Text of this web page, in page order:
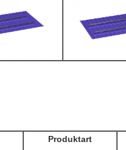
Produktart